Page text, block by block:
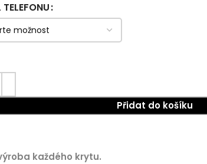
Přidat do košíku
každého krytu.